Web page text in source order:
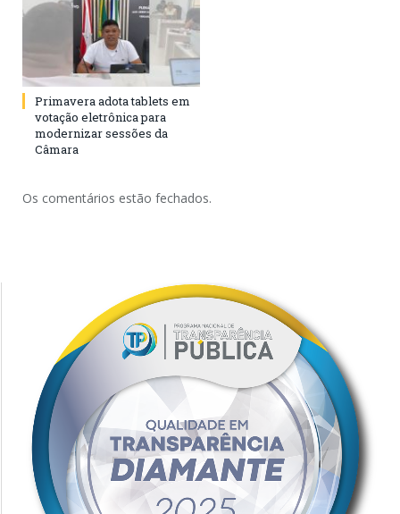
Primavera adota tablets em
votação eletrônica para
modernizar sessões da
Câmara
Os comentários estão fechados.